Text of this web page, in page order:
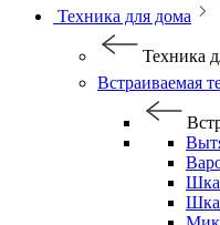
Техника для дома
Техника
Встраиваемая